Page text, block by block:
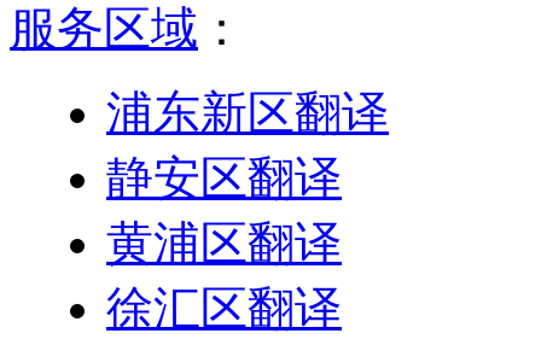
服务区域 ：
浦东新区翻译
静安区翻译
黄浦区翻译
徐汇区翻译